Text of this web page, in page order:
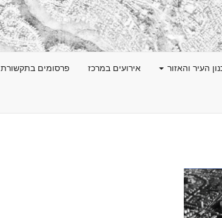
העיר והאזור אירועים במרכז פרסומים בתקשורת